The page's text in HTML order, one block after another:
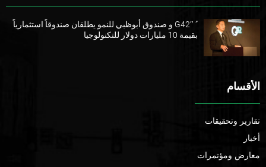
” G42″ و صندوق أبوظبي للنمو يطلقان صندوقاً استثمارياً
بقيمة 10 مليارات دولار للتكنولوجيا
الأقسام
تقارير وتحقيقات
أخبار
معارض ومؤتمرات